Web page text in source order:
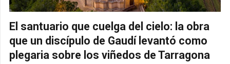
El santuario que cuelga del cielo: la obra
que un discípulo de Gaudí levantó como
plegaria sobre los viñedos de Tarragona